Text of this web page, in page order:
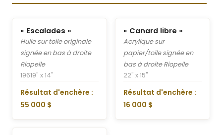
« Escalades »
Huile sur toile originale
signée en bas à droite
Riopelle
19619" x 14"
Résultat d'enchère :
55 000 $
« Canard libre »
Acrylique sur
papier/toile signée en
bas à droite Riopelle
22" x 15"
Résultat d'enchère :
16 000 $